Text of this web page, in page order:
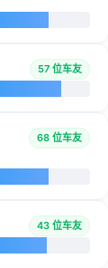
57 位车友
68 位车友
43 位车友